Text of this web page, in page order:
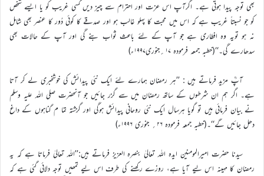
بھی توجہ پیدا ہوتی ہے۔ اگرآپ اس عزت اور احترام سے چیز دیں کسی غریب کو یا ایسے شخص
کو جو نسبتاً غریب ہے کہ اس میں محبت کا پہلو غالب ہو اور صدقے کا کوئی دُور کا عنصر بھی شامل
نہ ہو تویہ وہ افطاری ہے جو آپ کے لئے باعث ثواب بنے گی اور آپ کے حالات بھی
سدھارے گی۔‘‘(خطبہ جمعہ فرمودہ ۱۷؍جنوری۱۹۹۷ء)
آپؒ مزید فرماتے ہیں : ’’ہر رمضان ہمارے لئے ایک نئی پیدائش کی خوشخبری لے کر آتا
ہے۔ اگر ہم ان شرطوں کے ساتھ رمضان میں سے گزر جائیں جو آنحضرت صلی اللہ علیہ وسلم
نے بیان فرمائی ہیں تو گویا ہرسال ایک نئی روحانی پیدائش ہوگی اور گزشتہ تما م گناہوں کے داغ
دھل جائیں گے‘‘۔(خطبہ جمعہ فرمودہ ۲۶؍ جنوری ۱۹۹۶ء)
سیدنا حضرت امیرالمومنین ایدہ اللہ تعالیٰ بنصرہ العزیز فرماتے ہیں:’’اللہ تعالیٰ فرماتا ہے کہ یہ
رمضان کا مہینہ اس لیے آیا ہے، روزے رکھنے کی طرف اس لیے تمھیں توجہ دلائی گئی ہے کہ